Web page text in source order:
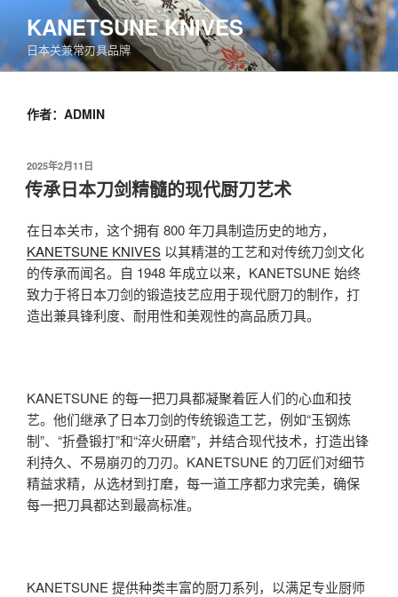
内
容
KANETSUNE KNIVES
日本关兼常刃具品牌
作者： ADMIN
发
布
于
2025年2月11日
传承日本刀剑精髓的现代厨刀艺术
在日本关市，这个拥有 800 年刀具制造历史的地方，
KANETSUNE KNIVES 以其精湛的工艺和对传统刀剑文化
的传承而闻名。自 1948 年成立以来，KANETSUNE 始终
致力于将日本刀剑的锻造技艺应用于现代厨刀的制作，打
造出兼具锋利度、耐用性和美观性的高品质刀具。
KANETSUNE 的每一把刀具都凝聚着匠人们的心血和技
艺。他们继承了日本刀剑的传统锻造工艺，例如“玉钢炼
制”、“折叠锻打”和“淬火研磨”，并结合现代技术，打造出锋
利持久、不易崩刃的刀刃。KANETSUNE 的刀匠们对细节
精益求精，从选材到打磨，每一道工序都力求完美，确保
每一把刀具都达到最高标准。
KANETSUNE 提供种类丰富的厨刀系列，以满足专业厨师